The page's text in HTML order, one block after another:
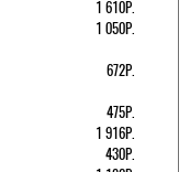
1 610Р.
1 050Р.
672Р.
475Р.
1 916Р.
430Р.